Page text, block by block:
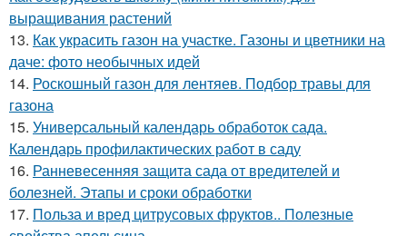
выращивания растений
13. Как украсить газон на участке. Газоны и цветники на
даче: фото необычных идей
14. Роскошный газон для лентяев. Подбор травы для
газона
15. Универсальный календарь обработок сада.
Календарь профилактических работ в саду
16. Ранневесенняя защита сада от вредителей и
болезней. Этапы и сроки обработки
17. Польза и вред цитрусовых фруктов.. Полезные